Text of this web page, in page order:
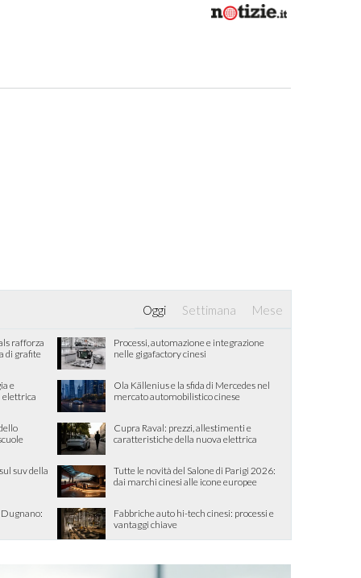
Oggi Settimana Mese
rafforza
di grafite
Processi, automazione e integrazione
nelle gigafactory cinesi
e
elettrica
Ola Källenius e la sfida di Mercedes nel
mercato automobilistico cinese
Cupra Raval: prezzi, allestimenti e
caratteristiche della nuova elettrica
suv della
Tutte le novità del Salone di Parigi 2026:
dai marchi cinesi alle icone europee
Fabbriche auto hi-tech cinesi: processi e
vantaggi chiave